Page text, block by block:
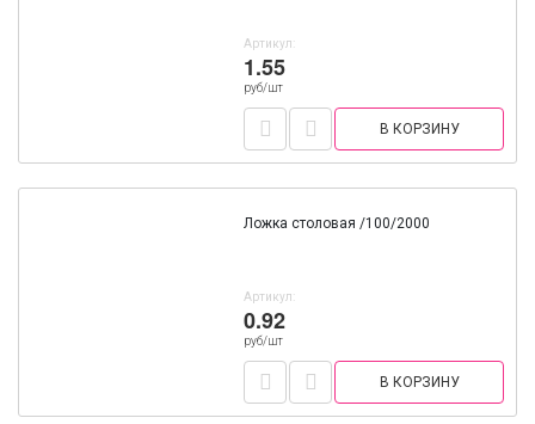
Артикул:
1.55
руб/шт
В КОРЗИНУ
Ложка столовая /100/2000
Артикул:
0.92
руб/шт
В КОРЗИНУ